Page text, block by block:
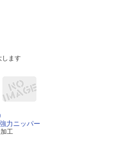
します
力ニッパー
工